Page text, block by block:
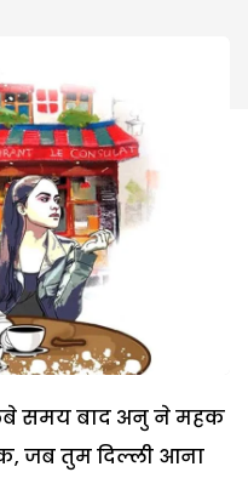
समय बाद अनु ने महक
जब तुम दिल्ली आना